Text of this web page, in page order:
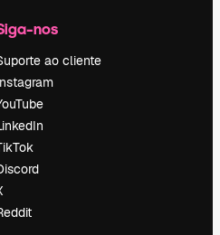
nos
ao cliente